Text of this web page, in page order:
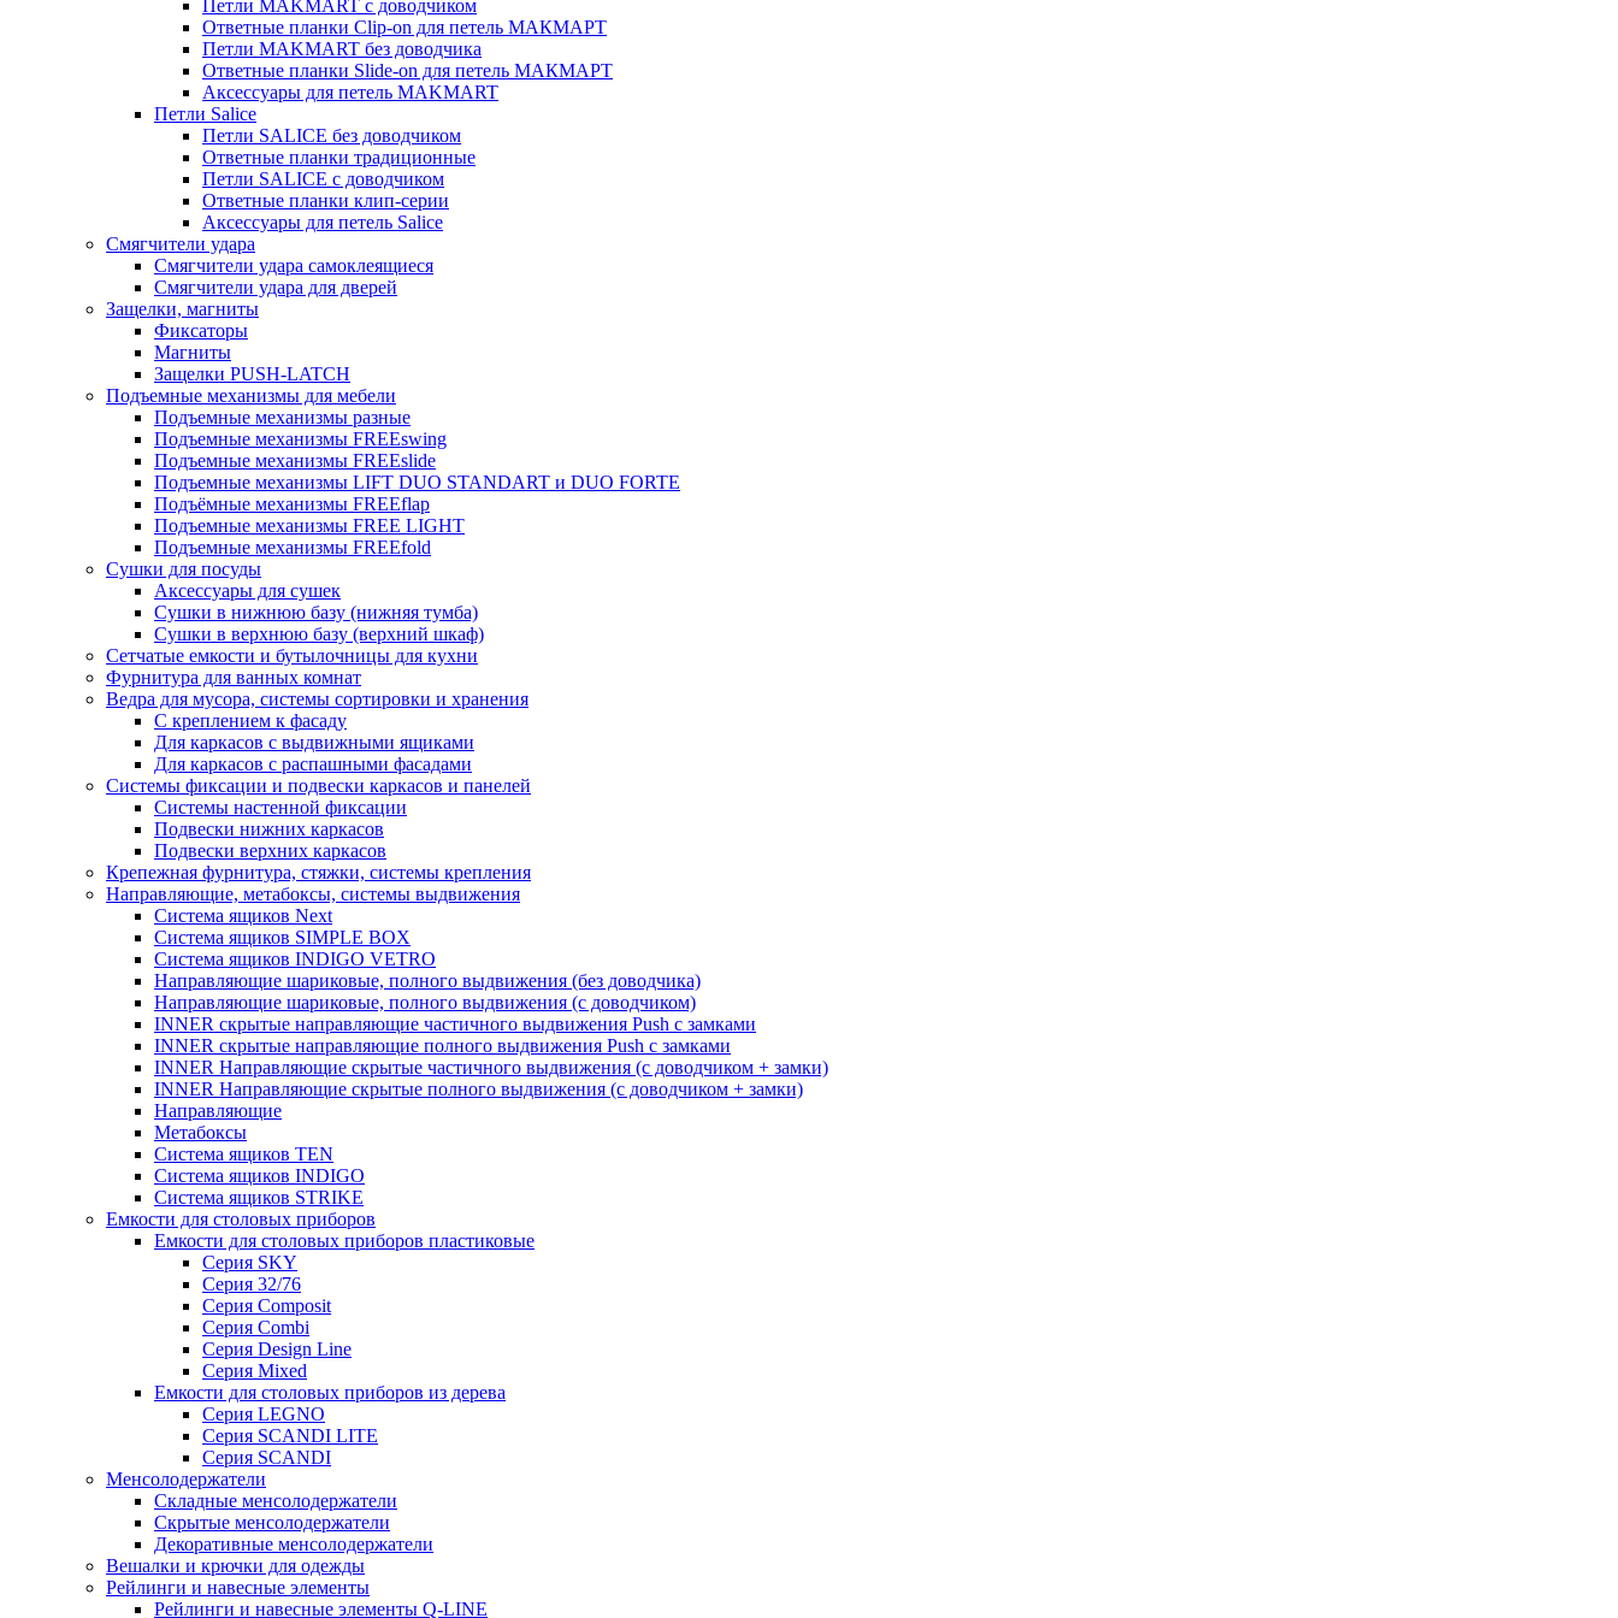
Петли MAKMART с доводчиком
Ответные планки Clip-on для петель МАКМАРТ
Петли MAKMART без доводчика
Ответные планки Slide-on для петель МАКМАРТ
Аксессуары для петель MAKMART
Петли Salice
Петли SALICE без доводчиком
Ответные планки традиционные
Петли SALICE с доводчиком
Ответные планки клип-серии
Аксессуары для петель Salice
Смягчители удара
Смягчители удара самоклеящиеся
Смягчители удара для дверей
Защелки, магниты
Фиксаторы
Магниты
Защелки PUSH-LATCH
Подъемные механизмы для мебели
Подъемные механизмы разные
Подъемные механизмы FREEswing
Подъемные механизмы FREEslide
Подъемные механизмы LIFT DUO STANDART и DUO FORTE
Подъёмные механизмы FREEflap
Подъемные механизмы FREE LIGHT
Подъемные механизмы FREEfold
Сушки для посуды
Аксессуары для сушек
Сушки в нижнюю базу (нижняя тумба)
Сушки в верхнюю базу (верхний шкаф)
Сетчатые емкости и бутылочницы для кухни
Фурнитура для ванных комнат
Ведра для мусора, системы сортировки и хранения
С креплением к фасаду
Для каркасов с выдвижными ящиками
Для каркасов с распашными фасадами
Системы фиксации и подвески каркасов и панелей
Системы настенной фиксации
Подвески нижних каркасов
Подвески верхних каркасов
Крепежная фурнитура, стяжки, системы крепления
Направляющие, метабоксы, системы выдвижения
Система ящиков Next
Система ящиков SIMPLE BOX
Система ящиков INDIGO VETRO
Направляющие шариковые, полного выдвижения (без доводчика)
Направляющие шариковые, полного выдвижения (с доводчиком)
INNER скрытые направляющие частичного выдвижения Push с замками
INNER скрытые направляющие полного выдвижения Push с замками
INNER Направляющие скрытые частичного выдвижения (с доводчиком + замки)
INNER Направляющие скрытые полного выдвижения (с доводчиком + замки)
Направляющие
Метабоксы
Система ящиков TEN
Система ящиков INDIGO
Система ящиков STRIKE
Емкости для столовых приборов
Емкости для столовых приборов пластиковые
Серия SKY
Серия 32/76
Серия Composit
Серия Combi
Серия Design Line
Серия Mixed
Емкости для столовых приборов из дерева
Серия LEGNO
Серия SCANDI LITE
Серия SCANDI
Менсолодержатели
Складные менсолодержатели
Скрытые менсолодержатели
Декоративные менсолодержатели
Вешалки и крючки для одежды
Рейлинги и навесные элементы
Рейлинги и навесные элементы Q-LINE